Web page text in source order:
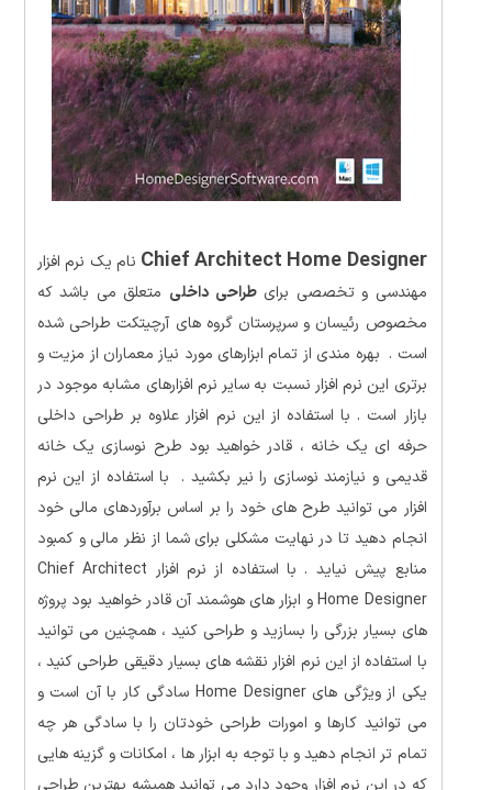
Chief Architect Home Designer نام یک نرم افزار
مهندسی و تخصصی برایطراحی داخلی متعلق می باشد که
مخصوص رئیسان و سرپرستان گروه های آرچیتکت طراحی شده
است . بهره مندی از تمام ابزارهای مورد نیاز معماران از مزیت و
برتری این نرم افزار نسبت به سایر نرم افزارهای مشابه موجود در
بازار است . با استفاده از این نرم افزار علاوه بر طراحی داخلی
حرفه ای یک خانه ، قادر خواهید بود طرح نوسازی یک خانه
قدیمی و نیازمند نوسازی را نیر بکشید . با استفاده از این نرم
افزار می توانید طرح های خود را بر اساس برآوردهای مالی خود
انجام دهید تا در نهایت مشکلی برای شما از نظر مالی و کمبود
منابع پیش نیاید . با استفاده از نرم افزار Chief Architect
Home Designer و ابزار های هوشمند آن قادر خواهید بود پروژه
های بسیار بزرگی را بسازید و طراحی کنید ، همچنین می توانید
با استفاده از این نرم افزار نقشه های بسیار دقیقی طراحی کنید ،
یکی از ویژگی های Home Designer سادگی کار با آن است و
می توانید کارها و امورات طراحی خودتان را با سادگی هر چه
تمام تر انجام دهید و با توجه به ابزار ها ، امکانات و گزینه هایی
که در این نرم افزار وجود دارد می توانید همیشه بهترین طراحی